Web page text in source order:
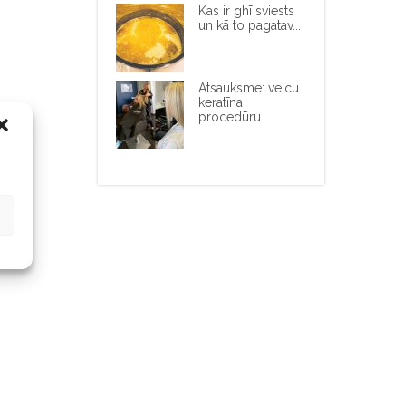
Kas ir ghī sviests
un kā to pagatav...
Atsauksme: veicu
keratīna
procedūru...